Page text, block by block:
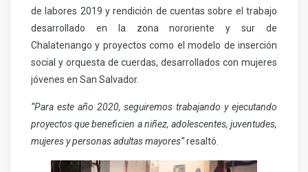
de labores 2019 y rendición de cuentas sobre el trabajo
desarrollado en la zona nororiente y sur de
Chalatenango y proyectos como el modelo de inserción
social y orquesta de cuerdas, desarrollados con mujeres
jóvenes en San Salvador.
“Para este año 2020, seguiremos trabajando y ejecutando
proyectos que beneficien a niñez, adolescentes, juventudes,
mujeres y personas adultas mayores”resaltó.